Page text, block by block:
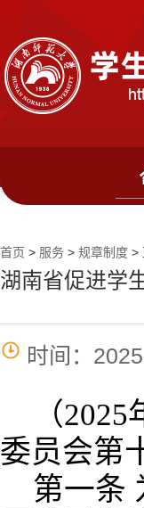
首页 > 服务 > 规章制度 >
湖南省促进学
时间：
（
委员会第
第一条